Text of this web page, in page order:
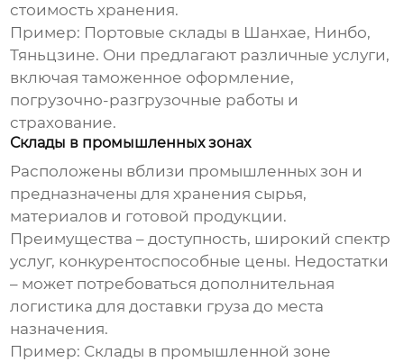
стоимость хранения.
Пример: Портовые склады в Шанхае, Нинбо,
Тяньцзине. Они предлагают различные услуги,
включая таможенное оформление,
погрузочно-разгрузочные работы и
страхование.
Склады в промышленных зонах
Расположены вблизи промышленных зон и
предназначены для хранения сырья,
материалов и готовой продукции.
Преимущества – доступность, широкий спектр
услуг, конкурентоспособные цены. Недостатки
– может потребоваться дополнительная
логистика для доставки груза до места
назначения.
Пример: Склады в промышленной зоне